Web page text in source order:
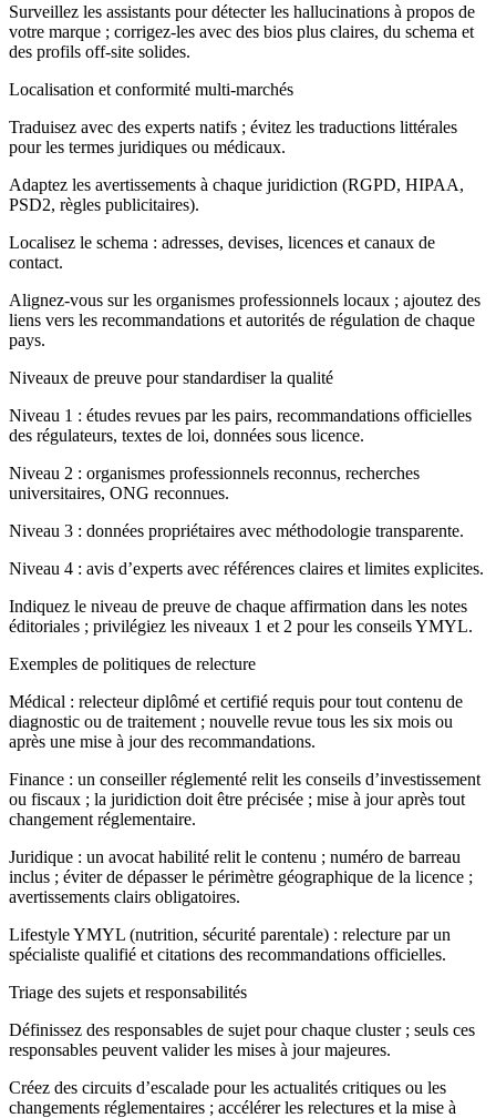
Surveillez les assistants pour détecter les hallucinations à propos de
votre marque ; corrigez‑les avec des bios plus claires, du schema et
des profils off‑site solides.
Localisation et conformité multi‑marchés
Traduisez avec des experts natifs ; évitez les traductions littérales
pour les termes juridiques ou médicaux.
Adaptez les avertissements à chaque juridiction (RGPD, HIPAA,
PSD2, règles publicitaires).
Localisez le schema : adresses, devises, licences et canaux de
contact.
Alignez‑vous sur les organismes professionnels locaux ; ajoutez des
liens vers les recommandations et autorités de régulation de chaque
pays.
Niveaux de preuve pour standardiser la qualité
Niveau 1 : études revues par les pairs, recommandations officielles
des régulateurs, textes de loi, données sous licence.
Niveau 2 : organismes professionnels reconnus, recherches
universitaires, ONG reconnues.
Niveau 3 : données propriétaires avec méthodologie transparente.
Niveau 4 : avis d’experts avec références claires et limites explicites.
Indiquez le niveau de preuve de chaque affirmation dans les notes
éditoriales ; privilégiez les niveaux 1 et 2 pour les conseils YMYL.
Exemples de politiques de relecture
Médical : relecteur diplômé et certifié requis pour tout contenu de
diagnostic ou de traitement ; nouvelle revue tous les six mois ou
après une mise à jour des recommandations.
Finance : un conseiller réglementé relit les conseils d’investissement
ou fiscaux ; la juridiction doit être précisée ; mise à jour après tout
changement réglementaire.
Juridique : un avocat habilité relit le contenu ; numéro de barreau
inclus ; éviter de dépasser le périmètre géographique de la licence ;
avertissements clairs obligatoires.
Lifestyle YMYL (nutrition, sécurité parentale) : relecture par un
spécialiste qualifié et citations des recommandations officielles.
Triage des sujets et responsabilités
Définissez des responsables de sujet pour chaque cluster ; seuls ces
responsables peuvent valider les mises à jour majeures.
Créez des circuits d’escalade pour les actualités critiques ou les
changements réglementaires ; accélérer les relectures et la mise à